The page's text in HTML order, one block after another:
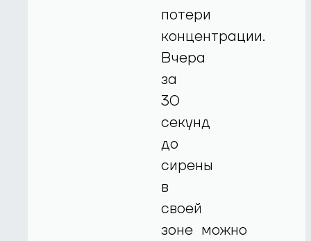
потери
концентрации.
Вчера
за
30
секунд
до
сирены
в
своей
зоне можно